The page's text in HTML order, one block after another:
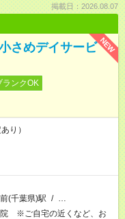
掲載日：2026.08.07
NEW
さめデイサービ
ランクOK
り）
(千葉県)駅 / …
院 ※ご自宅の近くなど、お